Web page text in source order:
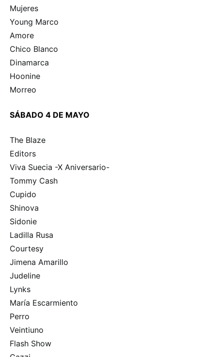
Mujeres
Young Marco
Amore
Chico Blanco
Dinamarca
Hoonine
Morreo
SÁBADO 4 DE MAYO
The Blaze
Editors
Viva Suecia -X Aniversario-
Tommy Cash
Cupido
Shinova
Sidonie
Ladilla Rusa
Courtesy
Jimena Amarillo
Judeline
Lynks
María Escarmiento
Perro
Veintiuno
Flash Show